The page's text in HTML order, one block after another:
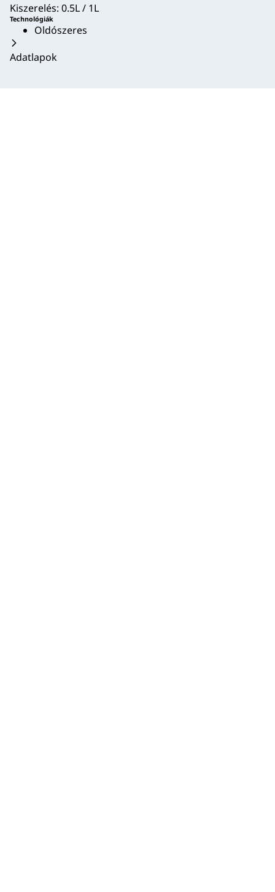
Kiszerelés: 0.5L / 1L
Technológiák
Oldószeres
Adatlapok